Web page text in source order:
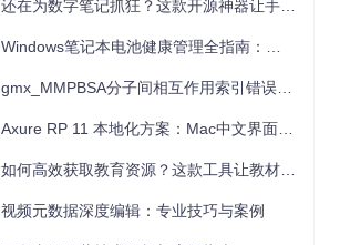
视频元数据深度编辑：专业技巧与案例